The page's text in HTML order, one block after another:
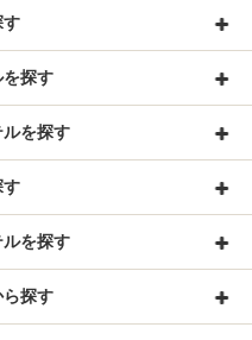
す
探す
を探す
す
を探す
探す